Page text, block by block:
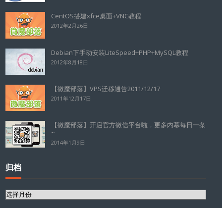
CentOS搭建xfce桌面+VNC教程
2012年2月26日
Debian下手动安装LiteSpeed+PHP+MySQL教程
2012年8月18日
【微魔部落】VPS迁移通告2011/12/17
2011年12月17日
【微魔部落】开启官方微信平台啦，更多内幕每日一条
~
2014年1月9日
归档
归